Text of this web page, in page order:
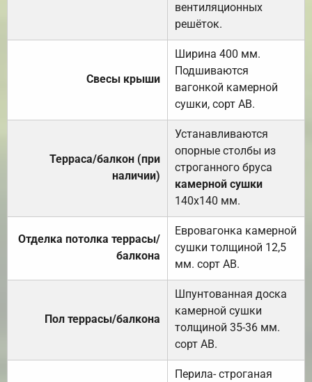
вентиляционных
решёток.
Свесы крыши
Ширина 400 мм.
Подшиваются
вагонкой камерной
сушки, сорт АВ.
Терраса/балкон (при
наличии)
Устанавливаются
опорные столбы из
строганного бруса
камерной сушки
140х140 мм.
Отделка потолка террасы/
балкона
Евровагонка камерной
сушки толщиной 12,5
мм. сорт АВ.
Пол террасы/балкона
Шпунтованная доска
камерной сушки
толщиной 35-36 мм.
сорт АВ.
Перила- строганая